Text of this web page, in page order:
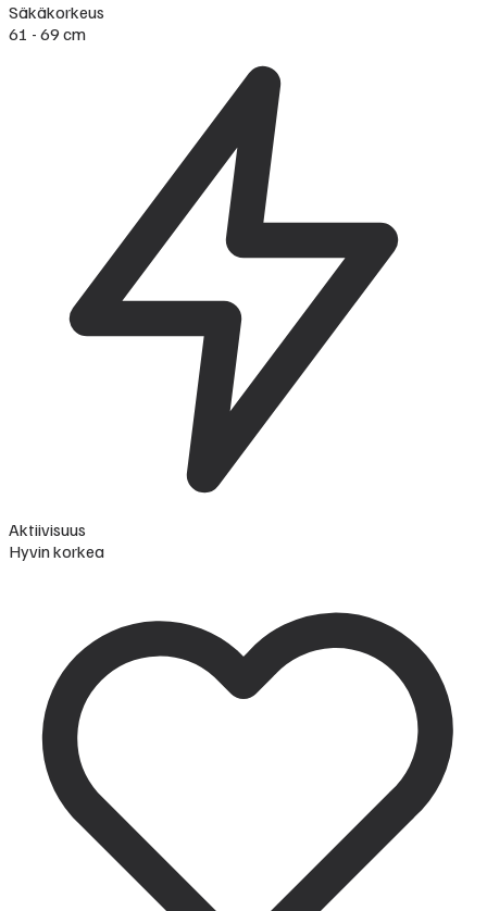
Säkäkorkeus
61 - 69 cm
Aktiivisuus
Hyvin korkea